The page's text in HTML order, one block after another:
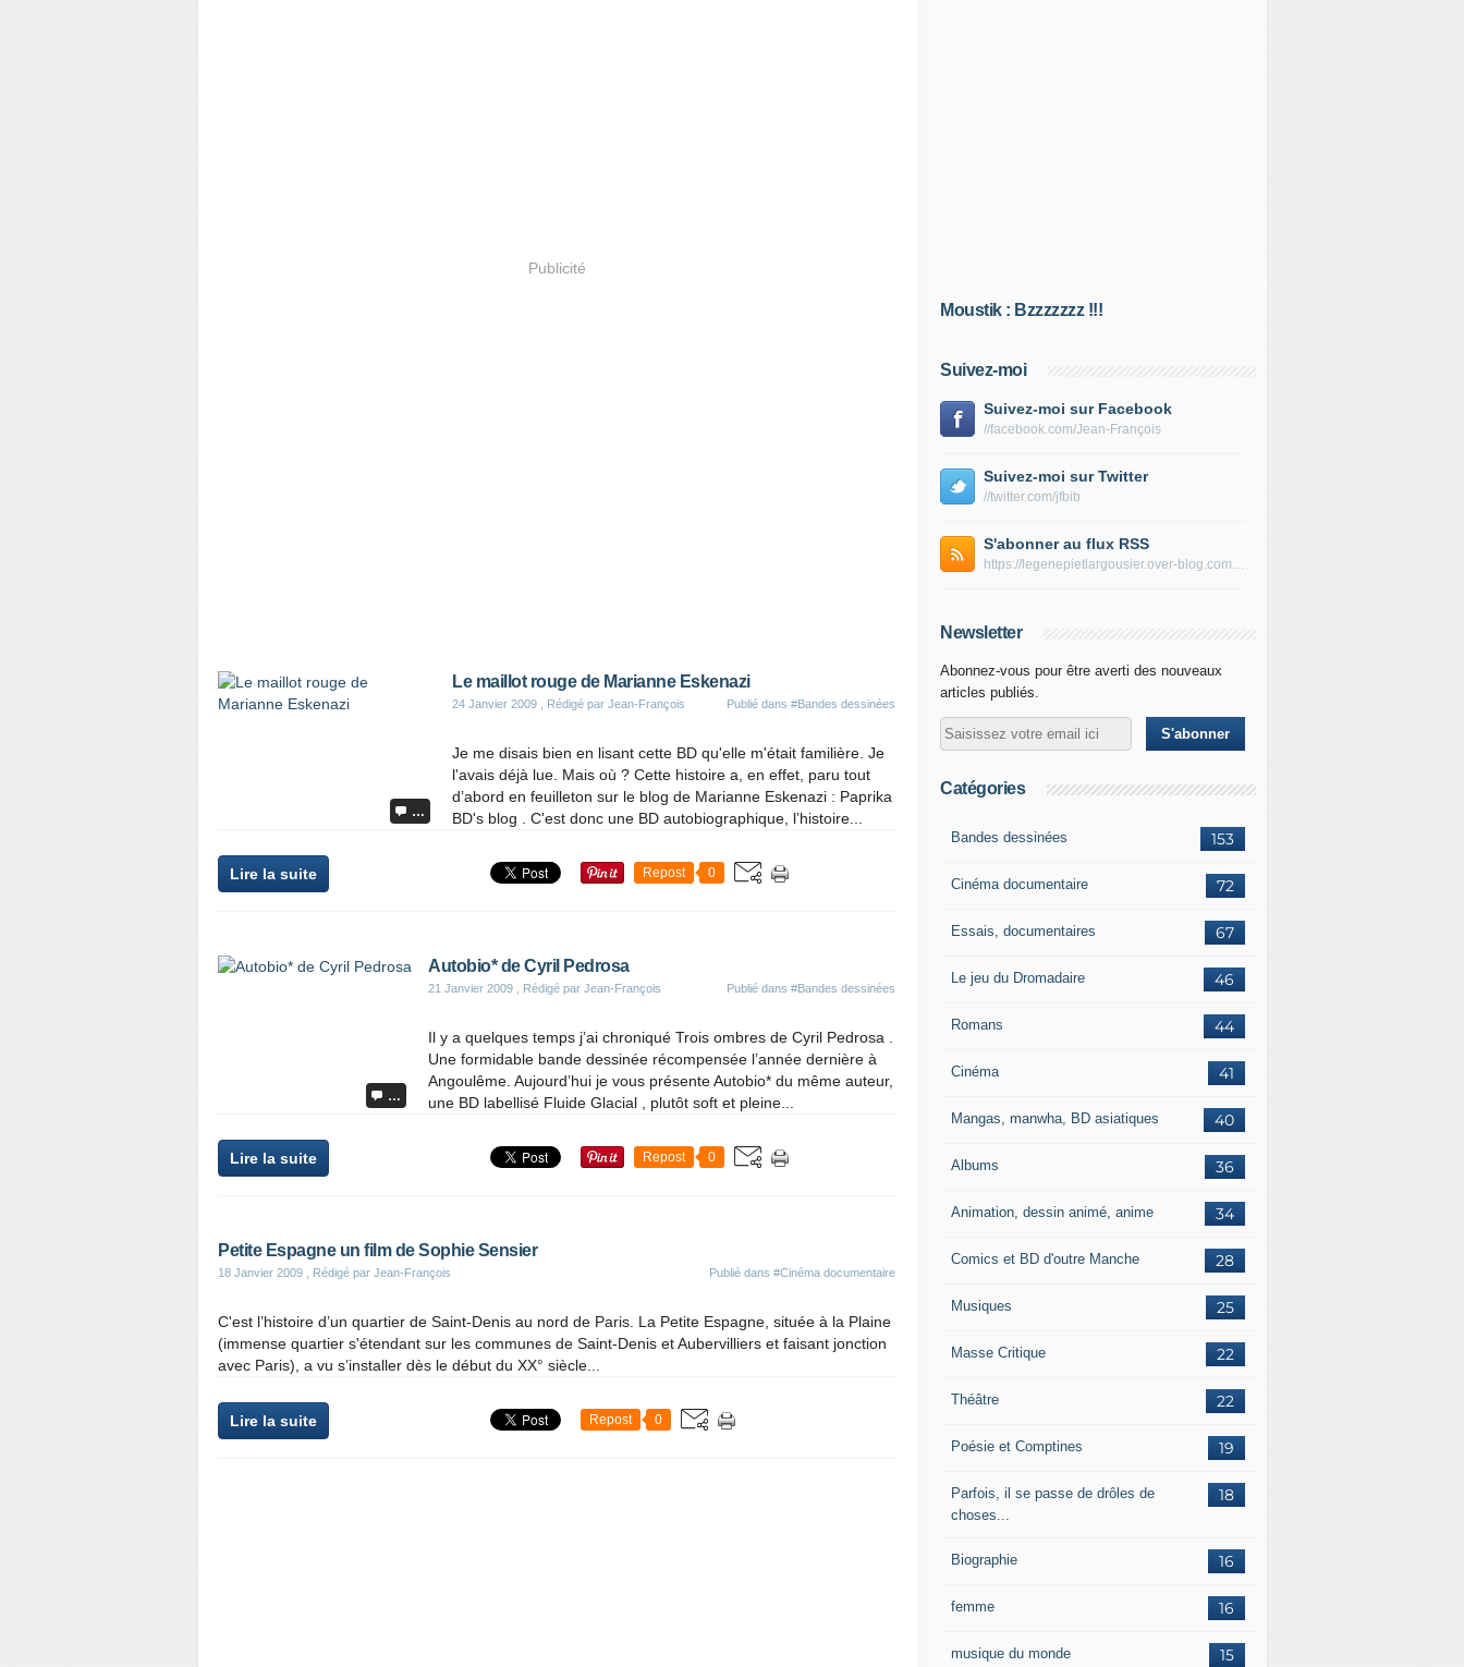
Publicité
…
Le maillot rouge de Marianne Eskenazi
24 Janvier 2009 , Rédigé par Jean-François Publié dans #Bandes dessinées
Je me disais bien en lisant cette BD qu'elle m'était familière. Je
l'avais déjà lue. Mais où ? Cette histoire a, en effet, paru tout
d’abord en feuilleton sur le blog de Marianne Eskenazi : Paprika
BD's blog . C'est donc une BD autobiographique, l’histoire...
Lire la suite Repost 0
…
Autobio* de Cyril Pedrosa
21 Janvier 2009 , Rédigé par Jean-François Publié dans #Bandes dessinées
Il y a quelques temps j’ai chroniqué Trois ombres de Cyril Pedrosa .
Une formidable bande dessinée récompensée l’année dernière à
Angoulême. Aujourd’hui je vous présente Autobio* du même auteur,
une BD labellisé Fluide Glacial , plutôt soft et pleine...
Lire la suite Repost 0
Petite Espagne un film de Sophie Sensier
18 Janvier 2009 , Rédigé par Jean-François Publié dans #Cinéma documentaire
C'est l’histoire d’un quartier de Saint-Denis au nord de Paris. La Petite Espagne, située à la Plaine
(immense quartier s'étendant sur les communes de Saint-Denis et Aubervilliers et faisant jonction
avec Paris), a vu s’installer dès le début du XX° siècle...
Lire la suite Repost 0
Moustik : Bzzzzzzz !!!
Suivez-moi
Suivez-moi sur Facebook
//facebook.com/Jean-François
Suivez-moi sur Twitter
//twitter.com/jfbib
S'abonner au flux RSS
https://legenepietlargousier.over-blog.com/rss
Newsletter
Abonnez-vous pour être averti des nouveaux
articles publiés.
Catégories
153
Bandes dessinées
72
Cinéma documentaire
67
Essais, documentaires
46
Le jeu du Dromadaire
44
Romans
41
Cinéma
40
Mangas, manwha, BD asiatiques
36
Albums
34
Animation, dessin animé, anime
28
Comics et BD d'outre Manche
25
Musiques
22
Masse Critique
22
Théâtre
19
Poésie et Comptines
18
Parfois, il se passe de drôles de
choses...
16
Biographie
16
femme
15
musique du monde